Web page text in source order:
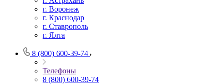
г. Воронеж
г. Краснодар
г. Ставрополь
г. Ялта
8 (800) 600-39-74
Телефоны
8 (800) 600-39-74